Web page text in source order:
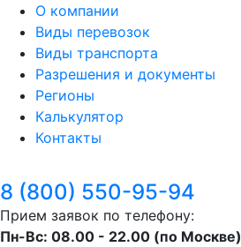
О компании
Виды перевозок
Виды транспорта
Разрешения и документы
Регионы
Калькулятор
Контакты
8 (800) 550-95-94
Прием заявок по телефону:
Пн-Вс: 08.00 - 22.00 (по Москве)